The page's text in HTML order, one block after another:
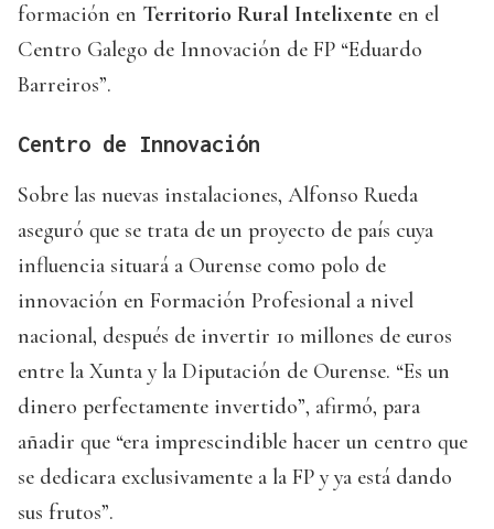
formación en Territorio Rural Intelixente en el
Centro Galego de Innovación de FP “Eduardo
Barreiros”.
Centro de Innovación
Sobre las nuevas instalaciones, Alfonso Rueda
aseguró que se trata de un proyecto de país cuya
influencia situará a Ourense como polo de
innovación en Formación Profesional a nivel
nacional, después de invertir 10 millones de euros
entre la Xunta y la Diputación de Ourense. “Es un
dinero perfectamente invertido”, afirmó, para
añadir que “era imprescindible hacer un centro que
se dedicara exclusivamente a la FP y ya está dando
sus frutos”.